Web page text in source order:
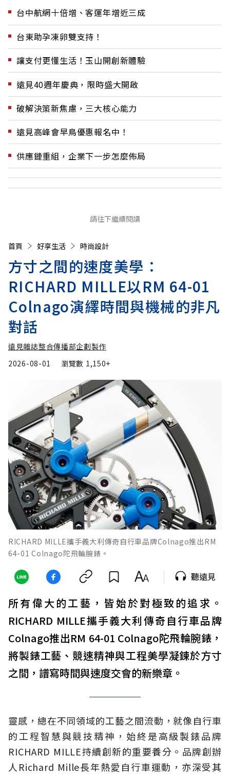
台中航網十倍增、客運年增近三成
台東助孕凍卵雙支持！
讓支付更懂生活！玉山開創新體驗
遠見40週年慶典，限時盛大開啟
破解決策新焦慮，三大核心能力
遠見高峰會早鳥優惠報名中！
供應鏈重組，企業下一步怎麼佈局
請往下繼續閱讀
首頁 好享生活 時尚設計
方寸之間的速度美學：
RICHARD MILLE以RM 64-01
Colnago演繹時間與機械的非凡
對話
遠見雜誌整合傳播部企劃製作
2026-08-01
瀏覽數 1,150+
RICHARD MILLE攜手義大利傳奇自行車品牌Colnago推出RM
64-01 Colnago陀飛輪腕錶。
聽遠見
所有偉大的工藝，皆始於對極致的追求。
RICHARD MILLE攜手義大利傳奇自行車品牌
Colnago推出RM 64-01 Colnago陀飛輪腕錶，
將製錶工藝、競速精神與工程美學凝鍊於方寸
之間，譜寫時間與速度交會的新樂章。
靈感，總在不同領域的工藝之間流動，就像自行車
的工程智慧與競技精神，始終是高級製錶品牌
RICHARD MILLE持續創新的重要養分。品牌創辦
人Richard Mille長年熱愛自行車運動，亦深受其